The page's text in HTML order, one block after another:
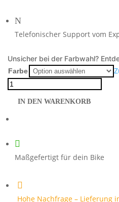
N
Telefonischer Support vom
Unsicher bei der Farbwahl?
Farbe
Honda
Hornet
Pretty
Menge
IN DEN WARENKORB

Maßgefertigt für dein Bike

Hohe Nachfrage – Lieferung